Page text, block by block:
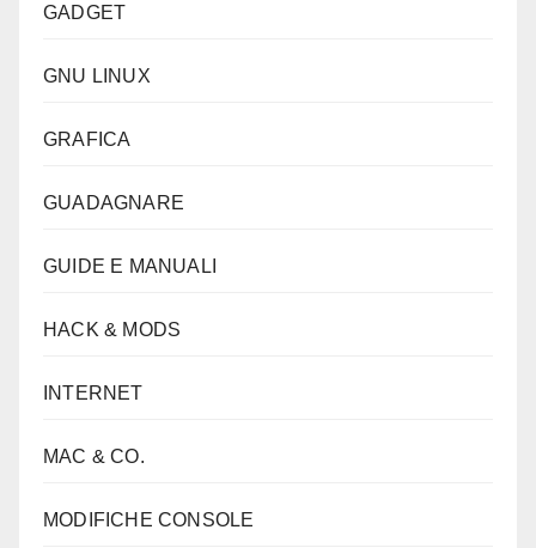
GADGET
GNU LINUX
GRAFICA
GUADAGNARE
GUIDE E MANUALI
HACK & MODS
INTERNET
MAC & CO.
MODIFICHE CONSOLE